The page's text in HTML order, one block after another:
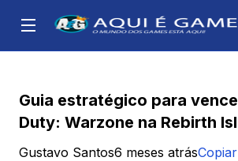
Guia estratégico para
Duty: Warzone na Rebirth
Gustavo Santos6 meses atrás